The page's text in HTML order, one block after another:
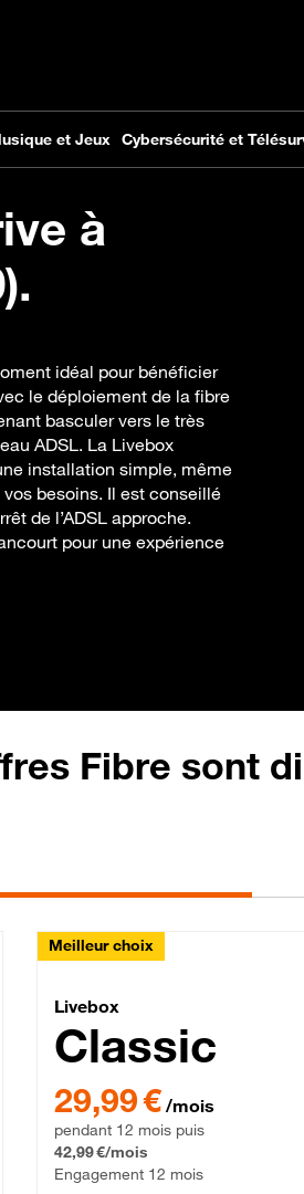
à
idéal pour bénéficier
le déploiement de la fibre
basculer vers le très
ADSL. La Livebox
installation simple, même
besoins. Il est conseillé
de l’ADSL approche.
pour une expérience
Fibre sont
Fibre
Meilleur choix
Livebox
Livebox
Classic
29,99 € par mois pendant 12 mois
29,99 € /mois
pendant 12 mois puis
42,99 €/mois
Engagement 12 mois